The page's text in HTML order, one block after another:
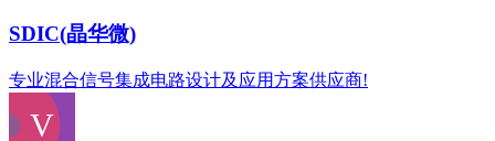
SDIC(晶华微)
专业混合信号集成电路设计及应用方案供应商!